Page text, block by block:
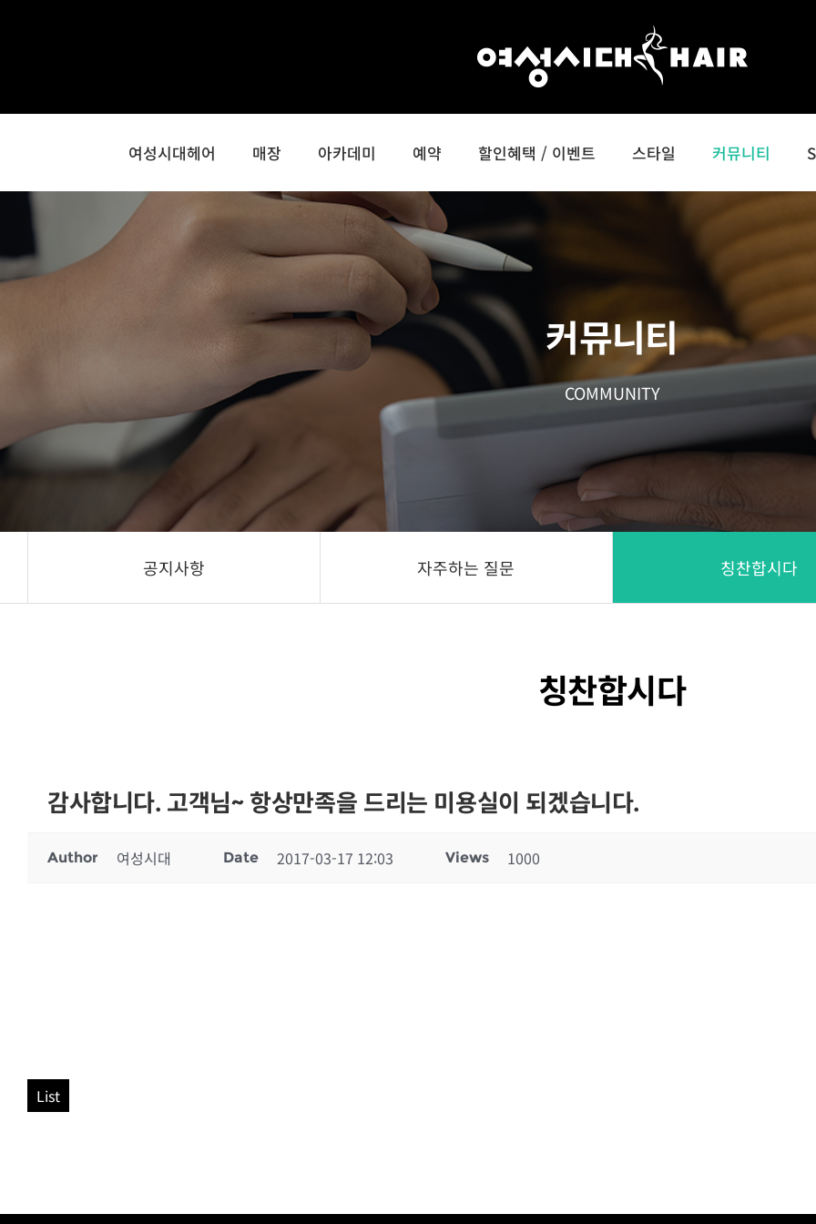
건
여성시대헤어 매장 아카데미 예약 할인혜택 / 이벤트 스타일 커뮤니티
커뮤니티
COMMUNITY
공지사항 자주하는 질문 칭찬합시다
칭찬합시다
감사합니다. 고객님~ 항상만족을 드리는 미용실이 되겠습니다.
Author 여성시대 Date 2017-03-17 12:03 Views 1000
List